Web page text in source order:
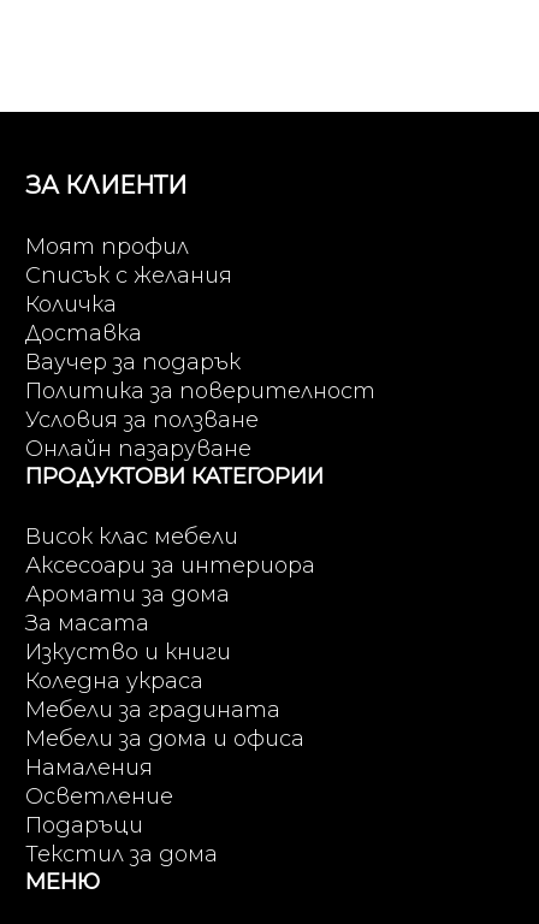
ЗА КЛИЕНТИ
Моят профил
Списък с желания
Количка
Доставка
Ваучер за подарък
Политика за поверителност
Условия за ползване
Онлайн пазаруване
ПРОДУКТОВИ КАТЕГОРИИ
Висок клас мебели
Аксесоари за интериора
Аромати за дома
За масата
Изкуство и книги
Коледна украса
Мебели за градината
Мебели за дома и офиса
Намаления
Осветление
Подаръци
Текстил за дома
МЕНЮ